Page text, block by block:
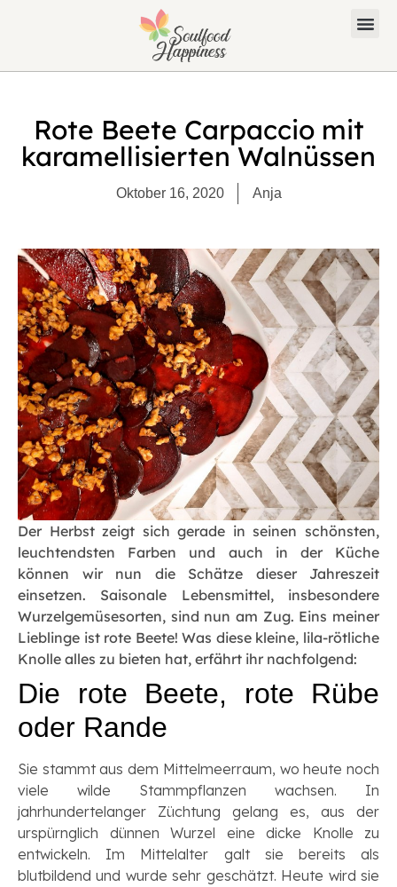
Rote Beete Carpaccio mit
karamellisierten Walnüssen
Oktober 16, 2020 Anja
Der Herbst zeigt sich gerade in seinen schönsten,
leuchtendsten Farben und auch in der Küche
können wir nun die Schätze dieser Jahreszeit
einsetzen. Saisonale Lebensmittel, insbesondere
Wurzelgemüsesorten, sind nun am Zug. Eins meiner
Lieblinge ist rote Beete! Was diese kleine, lila-rötliche
Knolle alles zu bieten hat, erfährt ihr nachfolgend:
Die rote Beete, rote Rübe
oder Rande
Sie stammt aus dem Mittelmeerraum, wo heute noch
viele wilde Stammpflanzen wachsen. In
jahrhundertelanger Züchtung gelang es, aus der
urspürnglich dünnen Wurzel eine dicke Knolle zu
entwickeln. Im Mittelalter galt sie bereits als
blutbildend und wurde sehr geschätzt. Heute wird sie